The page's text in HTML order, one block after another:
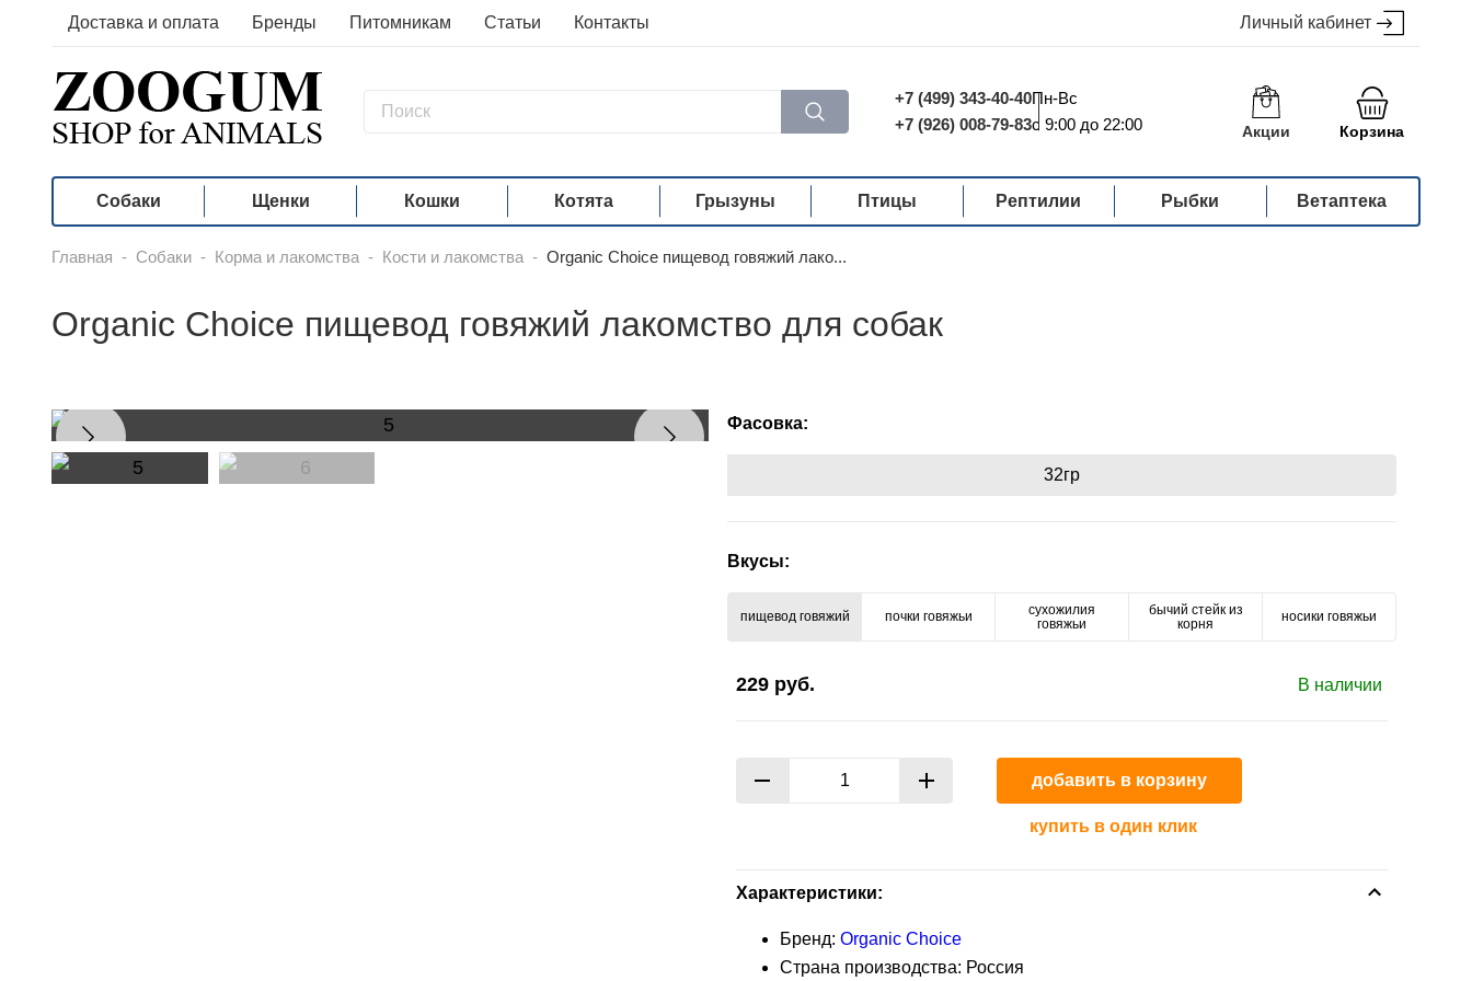
Доставка и оплата Бренды Питомникам Статьи Контакты Личный кабинет
+7 (499) 343-40-40
+7 (926) 008-79-83
Пн-Вс
с 9:00 до 22:00
Акции Корзина
Собаки Щенки Кошки Котята Грызуны Птицы Рептилии Рыбки Ветаптека
Главная - Собаки - Корма и лакомства - Кости и лакомства - Organic Сhoice пищевод говяжий лако...
Organic Сhoice пищевод говяжий лакомство для собак
Фасовка:
32гр
Вкусы:
пищевод говяжий почки говяжьи
сухожилия
говяжьи
бычий стейк из
корня
носики говяжьи
229 руб. В наличии
добавить в корзину
купить в один клик
Характеристики:
Бренд: Organic Choice
Страна производства: Россия